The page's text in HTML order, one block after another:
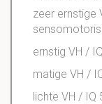
zeer ernstige
ernstig VH /
matige VH /
lichte VH /